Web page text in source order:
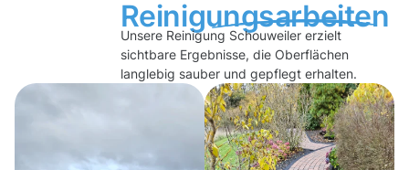
Reinigungsarbeiten
Unsere Reinigung Schouweiler erzielt
sichtbare Ergebnisse, die Oberflächen
langlebig sauber und gepflegt erhalten.